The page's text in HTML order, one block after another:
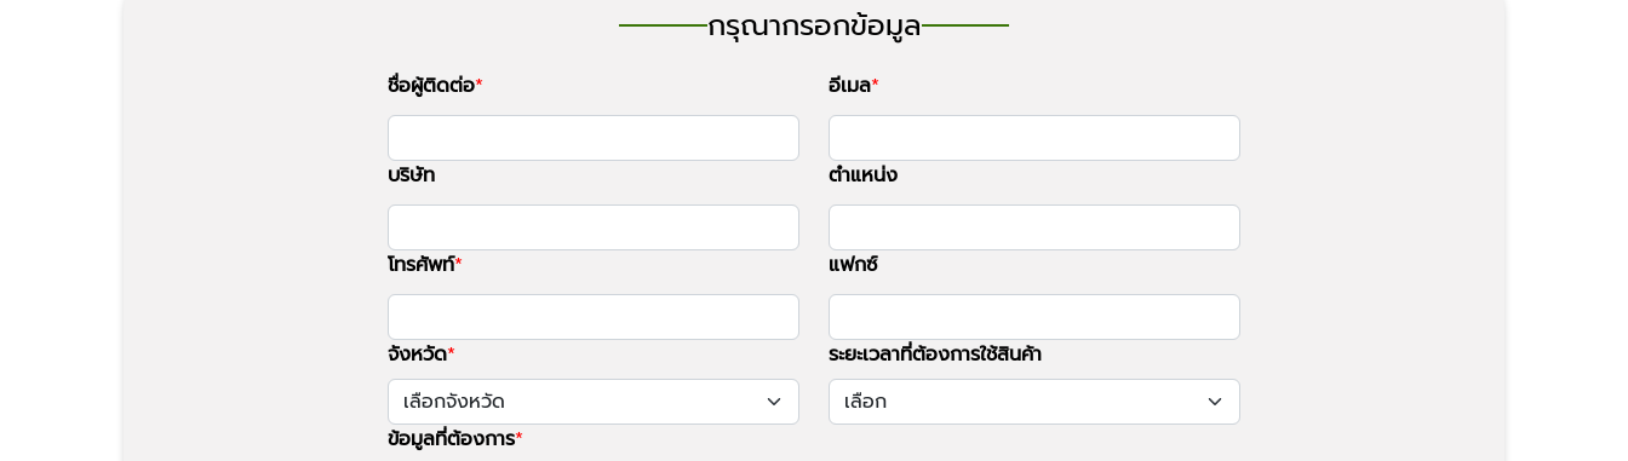
กรุณากรอกข้อมูล
ชื่อผู้ติดต่อ อีเมล
บริษัท ตำแหน่ง
โทรศัพท์ แฟกซ์
จังหวัด ระยะเวลาที่ต้องการใช้สินค้า
ข้อมูลที่ต้องการ